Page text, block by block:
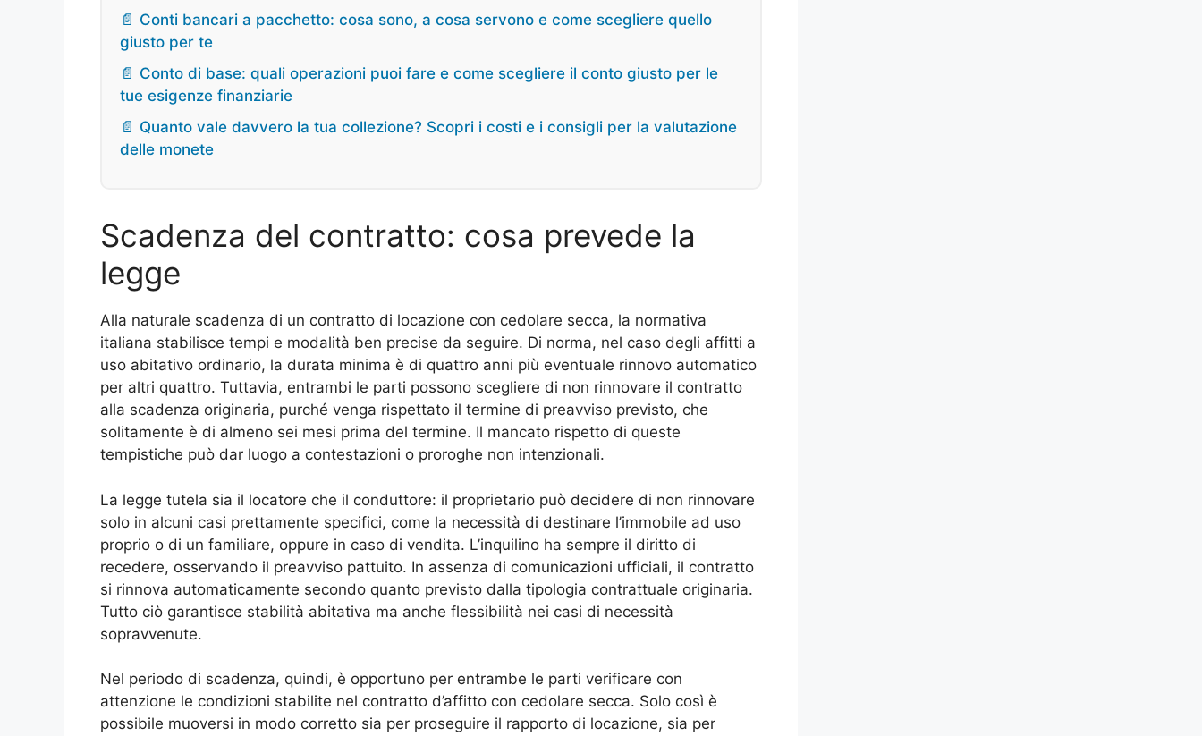
📄 Conti bancari a pacchetto: cosa sono, a cosa servono e come scegliere quello
giusto per te
📄 Conto di base: quali operazioni puoi fare e come scegliere il conto giusto per le
tue esigenze finanziarie
📄 Quanto vale davvero la tua collezione? Scopri i costi e i consigli per la valutazione
delle monete
Scadenza del contratto: cosa prevede la
legge
Alla naturale scadenza di un contratto di locazione con cedolare secca, la normativa
italiana stabilisce tempi e modalità ben precise da seguire. Di norma, nel caso degli affitti a
uso abitativo ordinario, la durata minima è di quattro anni più eventuale rinnovo automatico
per altri quattro. Tuttavia, entrambi le parti possono scegliere di non rinnovare il contratto
alla scadenza originaria, purché venga rispettato il termine di preavviso previsto, che
solitamente è di almeno sei mesi prima del termine. Il mancato rispetto di queste
tempistiche può dar luogo a contestazioni o proroghe non intenzionali.
La legge tutela sia il locatore che il conduttore: il proprietario può decidere di non rinnovare
solo in alcuni casi prettamente specifici, come la necessità di destinare l’immobile ad uso
proprio o di un familiare, oppure in caso di vendita. L’inquilino ha sempre il diritto di
recedere, osservando il preavviso pattuito. In assenza di comunicazioni ufficiali, il contratto
si rinnova automaticamente secondo quanto previsto dalla tipologia contrattuale originaria.
Tutto ciò garantisce stabilità abitativa ma anche flessibilità nei casi di necessità
sopravvenute.
Nel periodo di scadenza, quindi, è opportuno per entrambe le parti verificare con
attenzione le condizioni stabilite nel contratto d’affitto con cedolare secca. Solo così è
possibile muoversi in modo corretto sia per proseguire il rapporto di locazione, sia per